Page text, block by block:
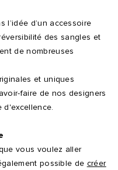
l’idée d’un accessoire
des sangles et
de nombreuses
et uniques
faire de nos designers
d'excellence.
vous voulez aller
possible de créer